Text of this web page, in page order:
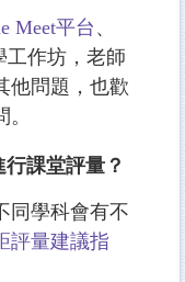
Meet平台、
工作坊，老師
他問題，也歡
課堂評量？
同學科會有不
評量建議指